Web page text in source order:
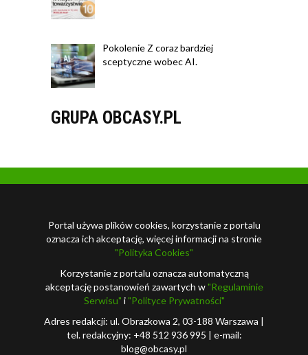
Pokolenie Z coraz bardziej
sceptyczne wobec AI.
GRUPA OBCASY.PL
Portal używa plików cookies, korzystanie z portalu
oznacza ich akceptację, więcej informacji na stronie
"Polityka Cookies"
Korzystanie z portalu oznacza automatyczną
akceptację postanowień zawartych w"Regulaminie
Serwisu" i"Polityce Prywatności"
Adres redakcji: ul. Obrazkowa 2, 03-188 Warszawa |
tel. redakcyjny: +48 512 936 995 | e-mail:
blog@obcasy.pl